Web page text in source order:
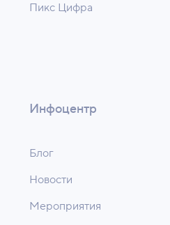
Пикс Цифра
Инфоцентр
Блог
Новости
Мероприятия